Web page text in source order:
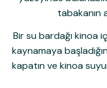
tabakanın
Bir su bardağı kinoa
kaynamaya
kapatın ve kinoa